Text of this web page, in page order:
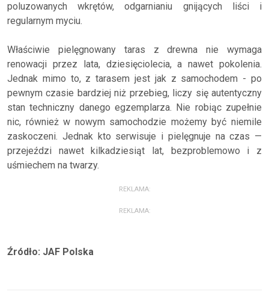
poluzowanych wkrętów, odgarnianiu gnijących liści i
regularnym myciu.
Właściwie pielęgnowany taras z drewna nie wymaga
renowacji przez lata, dziesięciolecia, a nawet pokolenia.
Jednak mimo to, z tarasem jest jak z samochodem - po
pewnym czasie bardziej niż przebieg, liczy się autentyczny
stan techniczny danego egzemplarza. Nie robiąc zupełnie
nic, również w nowym samochodzie możemy być niemile
zaskoczeni. Jednak kto serwisuje i pielęgnuje na czas —
przejeździ nawet kilkadziesiąt lat, bezproblemowo i z
uśmiechem na twarzy.
REKLAMA:
REKLAMA:
Źródło: JAF Polska